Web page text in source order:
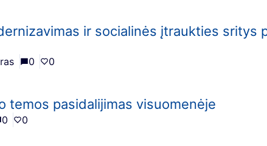
ir socialinės įtraukties sritys
0 0
temos pasidalijimas visuomenėje
0 0